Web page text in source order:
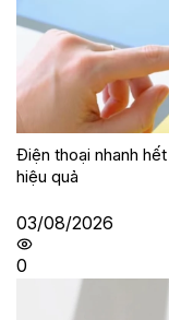
Điện thoại nhanh
hiệu quả
03/08/2026
0